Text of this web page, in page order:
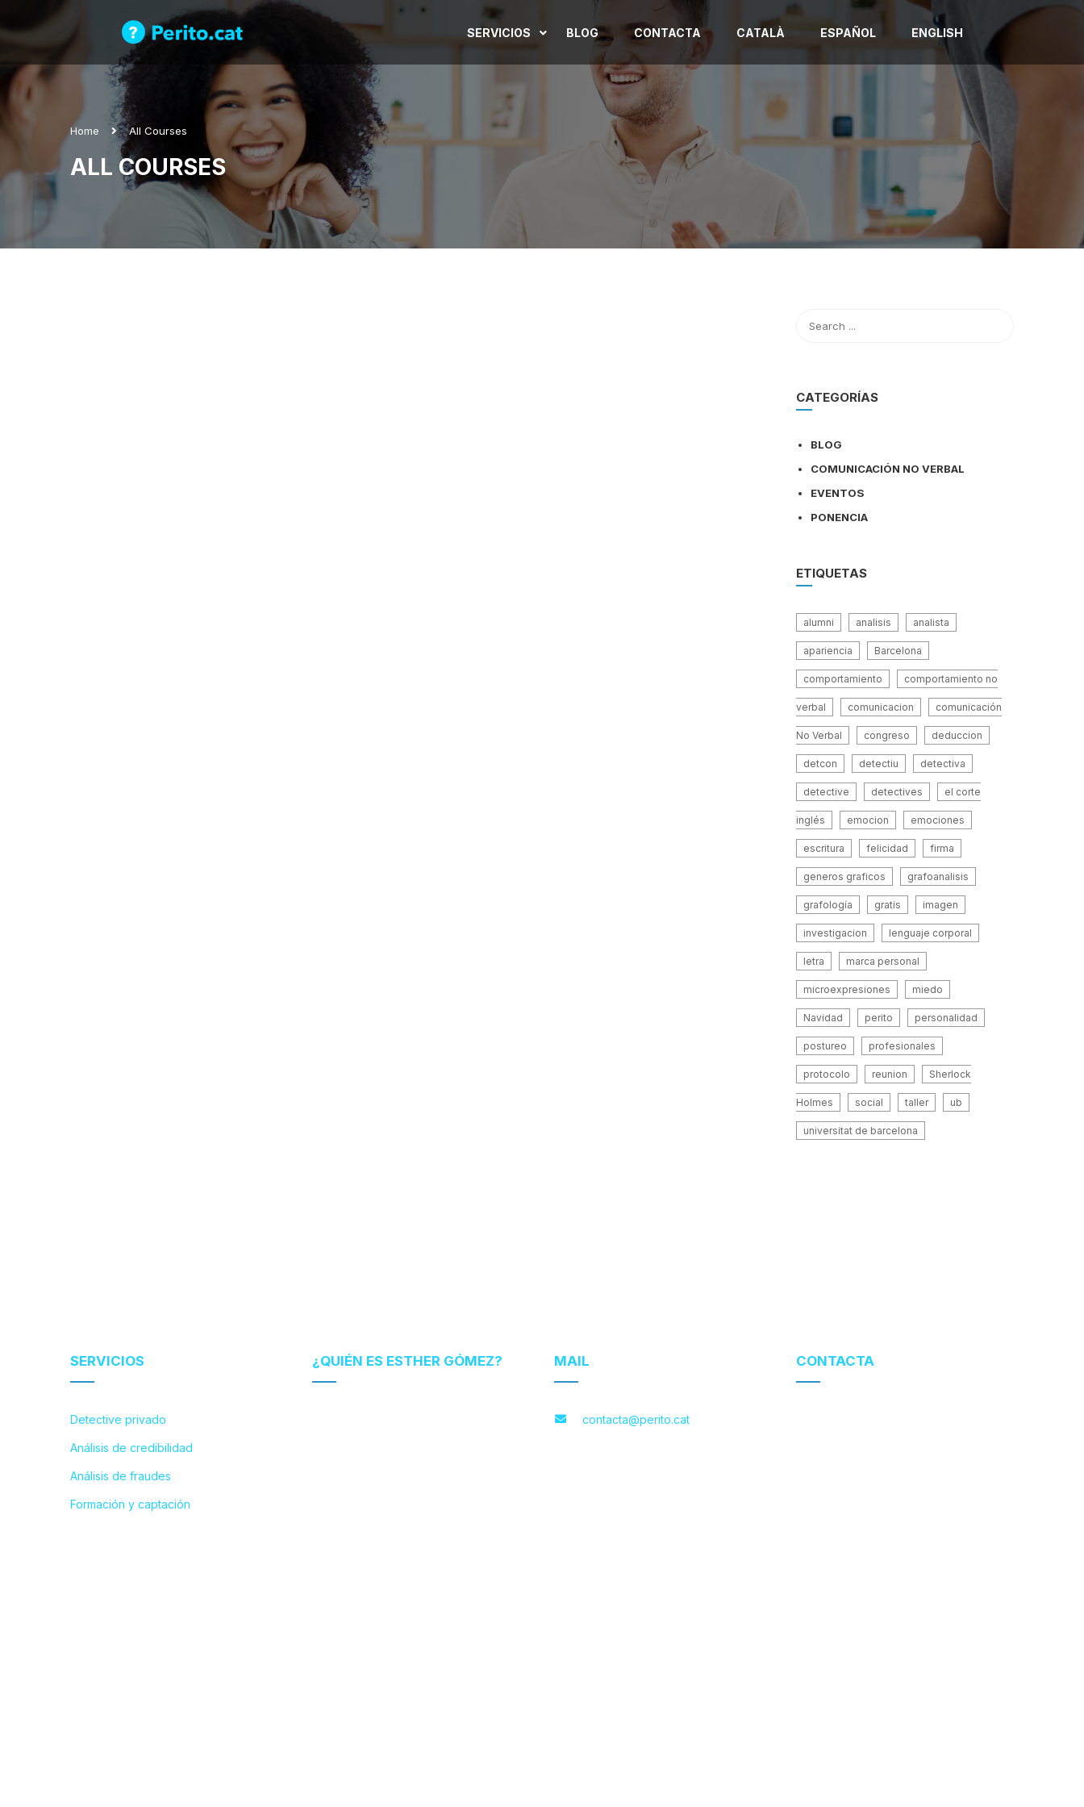
SERVICIOS BLOG CONTACTA CATALÀ ESPAÑOL ENGLISH
Home All Courses
ALL COURSES
CATEGORÍAS
BLOG
COMUNICACIÓN NO VERBAL
EVENTOS
PONENCIA
ETIQUETAS
alumni analisis analista
apariencia Barcelona
comportamiento comportamiento no
verbal comunicacion comunicación
No Verbal congreso deduccion
detcon detectiu detectiva
detective detectives el corte
inglés emocion emociones
escritura felicidad firma
generos graficos grafoanalisis
grafología gratis imagen
investigacion lenguaje corporal
letra marca personal
microexpresiones miedo
Navidad perito personalidad
postureo profesionales
protocolo reunion Sherlock
Holmes social taller ub
universitat de barcelona
SERVICIOS
Detective privado
Análisis de credibilidad
Análisis de fraudes
Formación y captación
¿QUIÉN ES ESTHER GÓMEZ? MAIL
contacta@perito.cat
CONTACTA